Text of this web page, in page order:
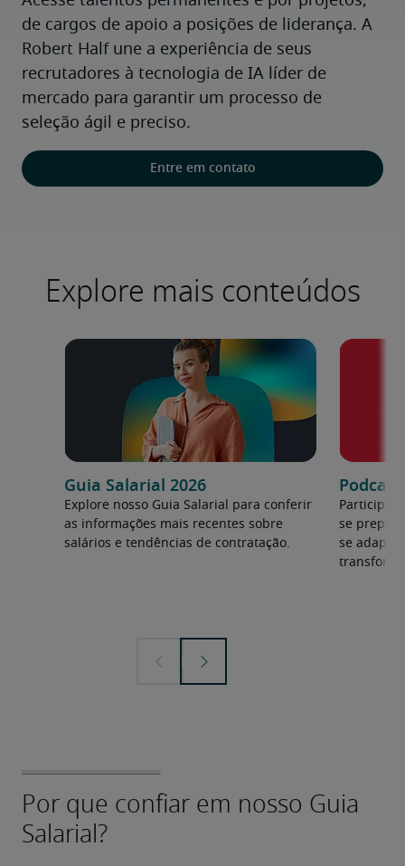
de cargos de apoio a posições de liderança. A
Robert Half une a experiência de seus
recrutadores à tecnologia de IA líder de
mercado para garantir um processo de
seleção ágil e preciso.
Entre em contato
Explore mais conteúdos
Guia Salarial 2026
Explore nosso Guia Salarial para conferir
as informações mais recentes sobre
salários e tendências de contratação.
Participe
se
se